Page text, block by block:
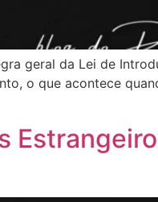
geral da Lei de
o que acontece